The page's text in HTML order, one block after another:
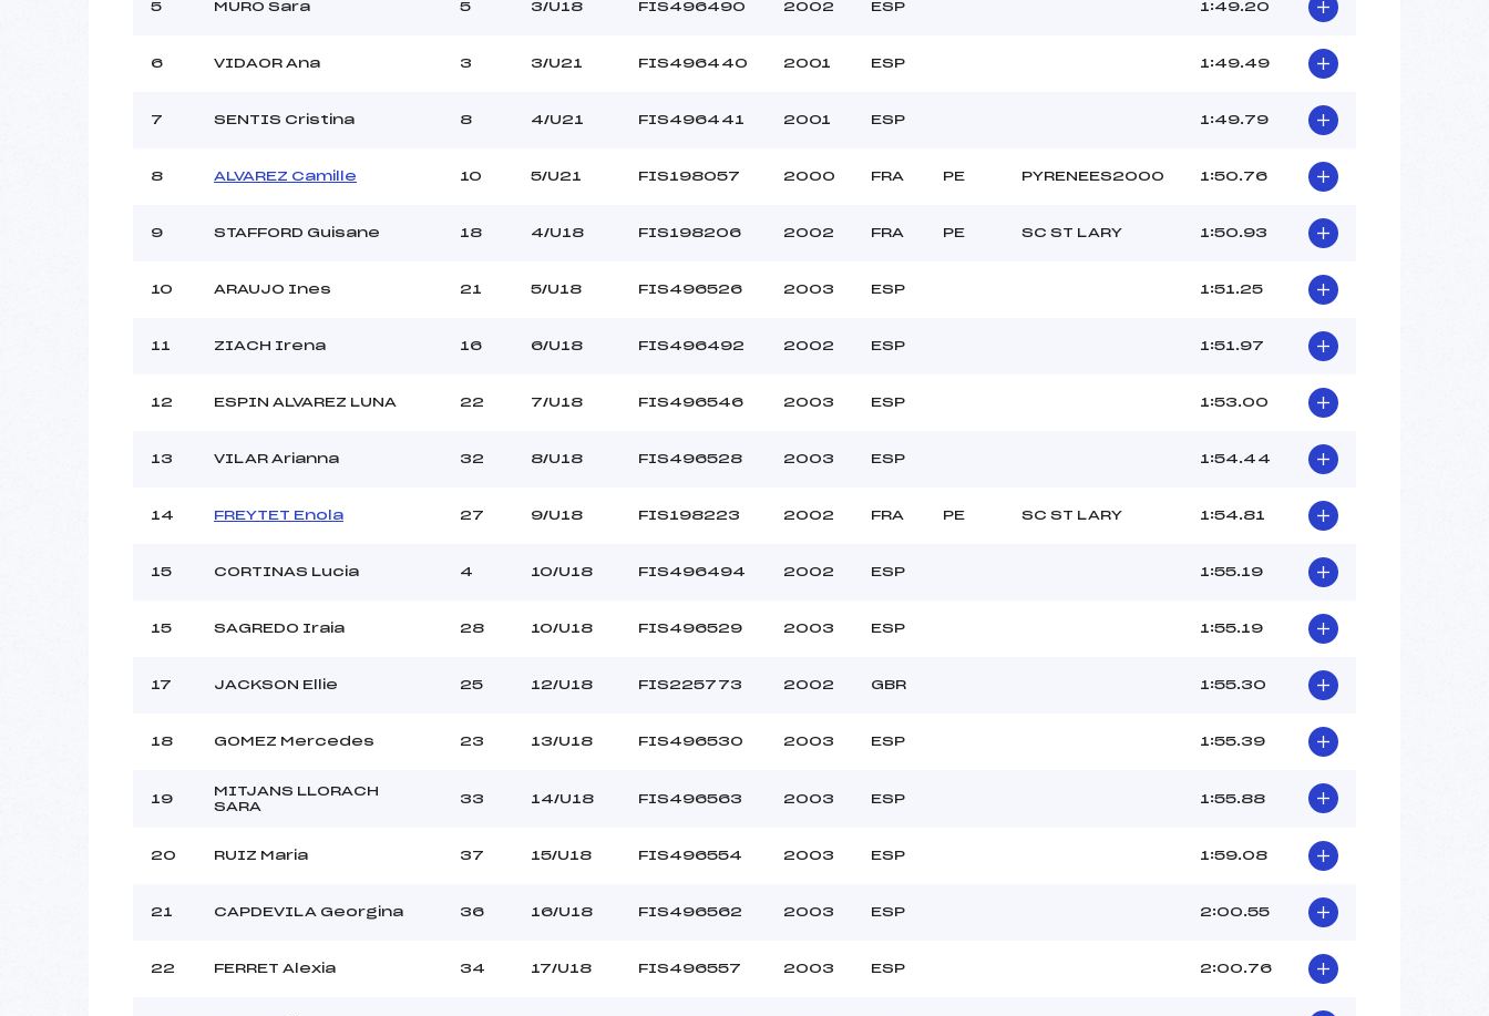
Neige :
DURE
-3
5 MURO Sara 5 3/U18 FIS496490 2002 ESP 1:49.20
6 VIDAOR Ana 3 3/U21 FIS496440 2001 ESP 1:49.49
7 SENTIS Cristina 8 4/U21 FIS496441 2001 ESP 1:49.79
8 ALVAREZ Camille 10 5/U21 FIS198057 2000 FRA PE PYRENEES2000 1:50.76
9 STAFFORD Guisane 18 4/U18 FIS198206 2002 FRA PE SC ST LARY 1:50.93
10 ARAUJO Ines 21 5/U18 FIS496526 2003 ESP 1:51.25
11 ZIACH Irena 16 6/U18 FIS496492 2002 ESP 1:51.97
12 ESPIN ALVAREZ LUNA 22 7/U18 FIS496546 2003 ESP 1:53.00
13 VILAR Arianna 32 8/U18 FIS496528 2003 ESP 1:54.44
14 FREYTET Enola 27 9/U18 FIS198223 2002 FRA PE SC ST LARY 1:54.81
15 CORTINAS Lucia 4 10/U18 FIS496494 2002 ESP 1:55.19
15 SAGREDO Iraia 28 10/U18 FIS496529 2003 ESP 1:55.19
17 JACKSON Ellie 25 12/U18 FIS225773 2002 GBR 1:55.30
18 GOMEZ Mercedes 23 13/U18 FIS496530 2003 ESP 1:55.39
19
MITJANS LLORACH
SARA
33 14/U18 FIS496563 2003 ESP 1:55.88
20 RUIZ Maria 37 15/U18 FIS496554 2003 ESP 1:59.08
21 CAPDEVILA Georgina 36 16/U18 FIS496562 2003 ESP 2:00.55
22 FERRET Alexia 34 17/U18 FIS496557 2003 ESP 2:00.76